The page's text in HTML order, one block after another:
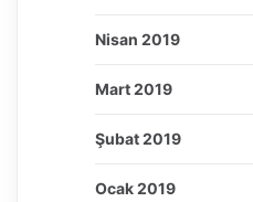
Nisan 2019
Mart 2019
Şubat 2019
Ocak 2019